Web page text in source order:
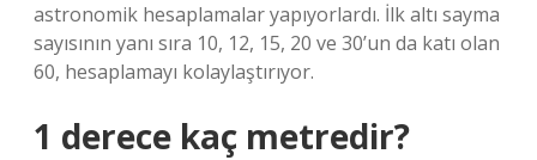
astronomik hesaplamalar yapıyorlardı. İlk altı sayma
sayısının yanı sıra 10, 12, 15, 20 ve 30’un da katı olan
60, hesaplamayı kolaylaştırıyor.
1 derece kaç metredir?